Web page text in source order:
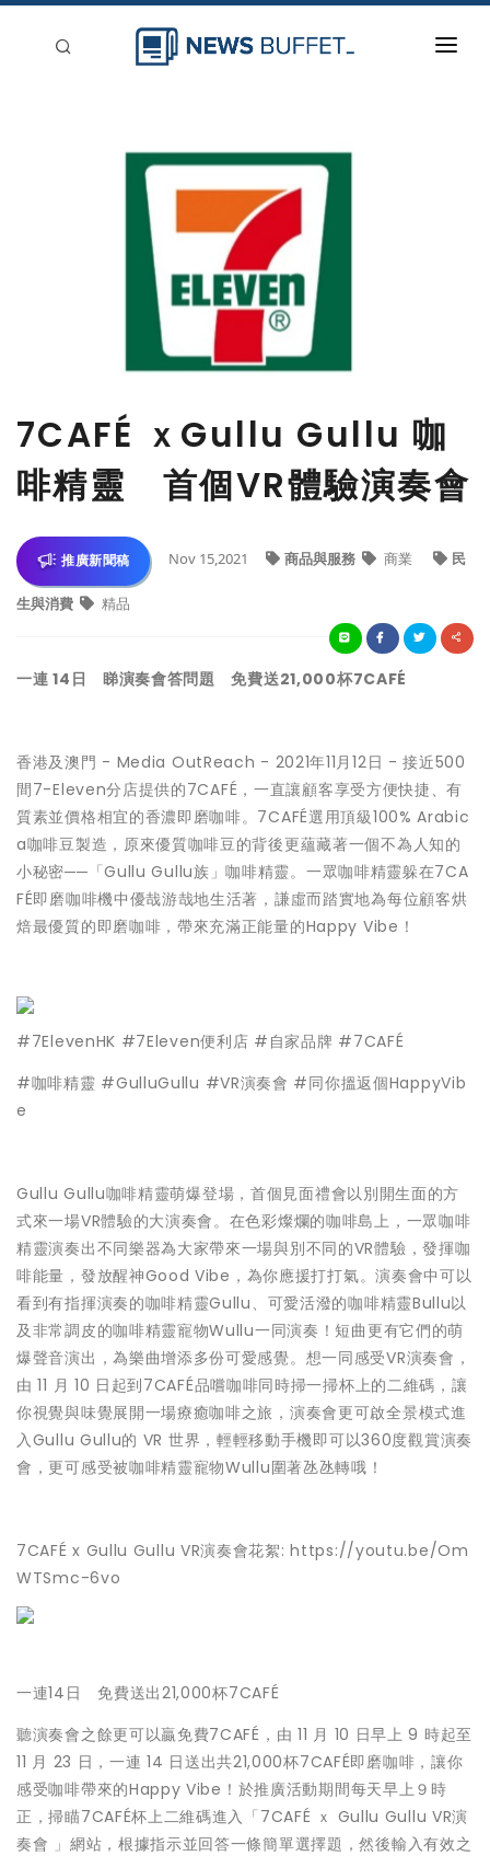
7CAFÉ ｘGullu Gullu 咖
啡精靈 首個VR體驗演奏會
推廣新聞稿 Nov 15,2021 商品與服務 商業 民
生與消費 精品
一連 14日 睇演奏會答問題 免費送21,000杯7CAFÉ
香港及澳門 - Media OutReach - 2021年11月12日 - 接近500
間7-Eleven分店提供的7CAFÉ，一直讓顧客享受方便快捷、有
質素並價格相宜的香濃即磨咖啡。7CAFÉ選用頂級100% Arabic
a咖啡豆製造，原來優質咖啡豆的背後更蘊藏著一個不為人知的
小秘密── 「Gullu Gullu族」咖啡精靈。一眾咖啡精靈躲在7CA
FÉ即磨咖啡機中優哉游哉地生活著，謙虛而踏實地為每位顧客烘
焙最優質的即磨咖啡，帶來充滿正能量的Happy Vibe！
#7ElevenHK #7Eleven便利店 #自家品牌 #7CAFÉ
#咖啡精靈 #GulluGullu #VR演奏會 #同你搵返個HappyVib
e
Gullu Gullu咖啡精靈萌爆登場，首個見面禮會以別開生面的方
式來一場VR體驗的大演奏會。在色彩燦爛的咖啡島上，一眾咖啡
精靈演奏出不同樂器為大家帶來一場與別不同的VR體驗，發揮咖
啡能量，發放醒神Good Vibe，為你應援打打氣。演奏會中可以
看到有指揮演奏的咖啡精靈Gullu、可愛活潑的咖啡精靈Bullu以
及非常調皮的咖啡精靈寵物Wullu一同演奏！短曲更有它們的萌
爆聲音演出，為樂曲增添多份可愛感覺。想一同感受VR演奏會，
由 11 月 10 日起到7CAFÉ品嚐咖啡同時掃一掃杯上的二維碼，讓
你視覺與味覺展開一場療癒咖啡之旅，演奏會更可啟全景模式進
入Gullu Gullu的 VR 世界，輕輕移動手機即可以360度觀賞演奏
會，更可感受被咖啡精靈寵物Wullu圍著氹氹轉哦！
7CAFÉ x Gullu Gullu VR演奏會花絮:https://youtu.be/Om
WTSmc-6vo
一連14日 免費送出21,000杯7CAFÉ
聽演奏會之餘更可以贏免費7CAFÉ，由 11 月 10 日早上 9 時起至
11 月 23 日，一連 14 日送出共21,000杯7CAFÉ即磨咖啡，讓你
感受咖啡帶來的Happy Vibe！於推廣活動期間每天早上９時
正，掃瞄7CAFÉ杯上二維碼進入「7CAFÉ ｘ Gullu Gullu VR演
奏會 」網站，根據指示並回答一條簡單選擇題，然後輸入有效之